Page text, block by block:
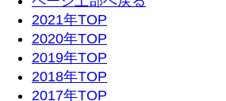
2021年TOP
2020年TOP
2019年TOP
2018年TOP
2017年TOP